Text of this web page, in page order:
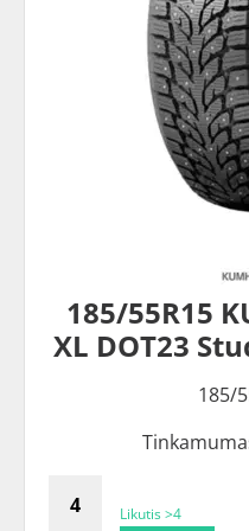
185/55R15
XL DOT23
185/
Likutis >4